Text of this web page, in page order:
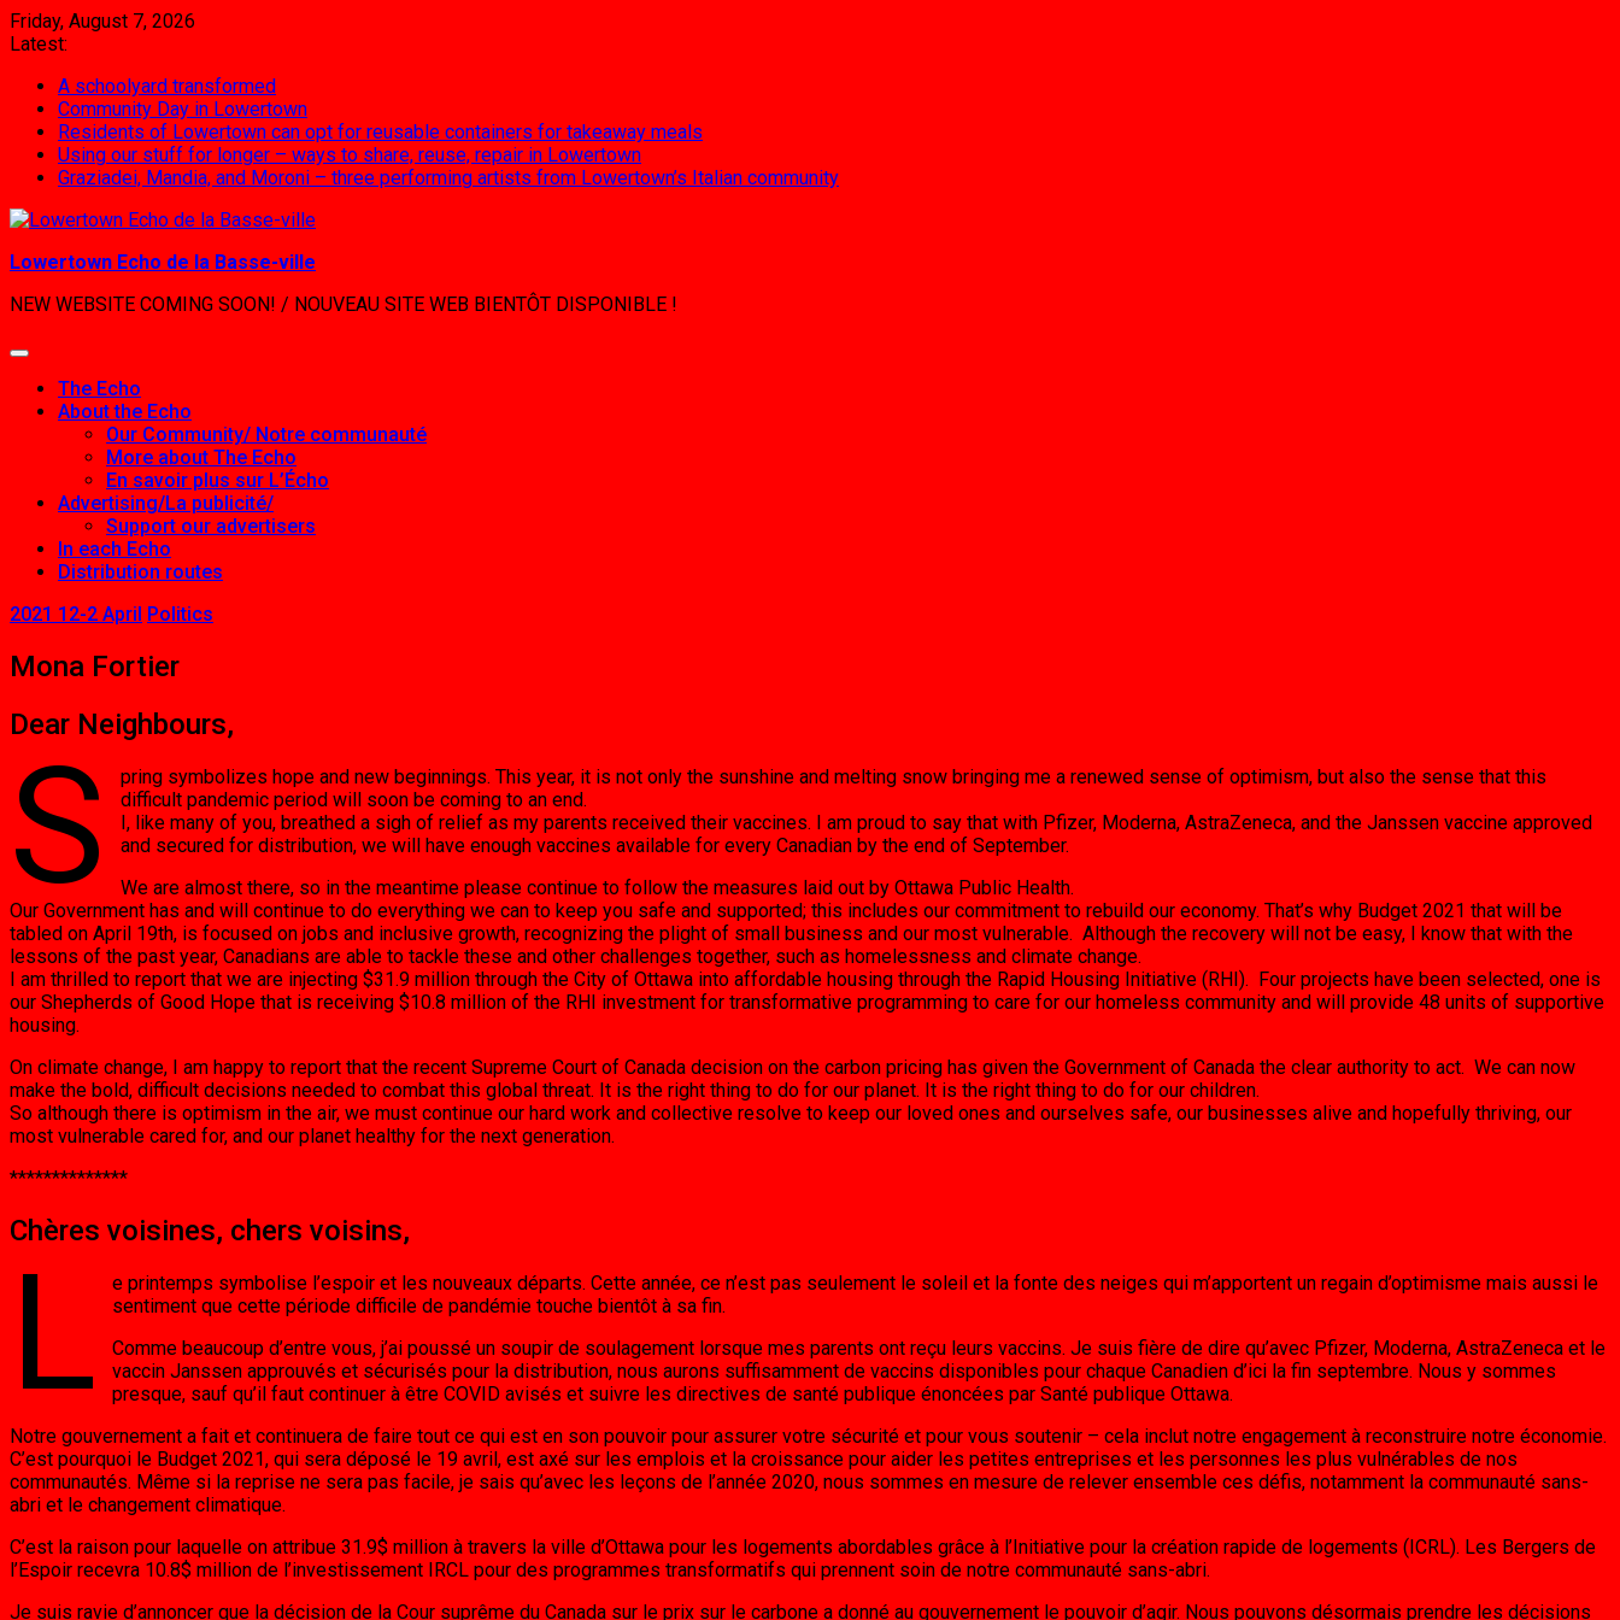
Skip
to
Friday, August 7, 2026
Latest:
A schoolyard transformed
Community Day in Lowertown
Residents of Lowertown can opt for reusable containers for takeaway meals
Using our stuff for longer – ways to share, reuse, repair in Lowertown
Graziadei, Mandia, and Moroni – three performing artists from Lowertown’s Italian community
Lowertown Echo de la Basse-ville
NEW WEBSITE COMING SOON! / NOUVEAU SITE WEB BIENTÔT DISPONIBLE !
The Echo
About the Echo
Our Community/ Notre communauté
More about The Echo
En savoir plus sur L’Écho
Advertising/La publicité/
Support our advertisers
In each Echo
Distribution routes
2021 12-2 April Politics
Mona Fortier
Dear Neighbours,
S
pring symbolizes hope and new beginnings. This year, it is not only the sunshine and melting snow bringing me a renewed sense of optimism, but also the sense that this
difficult pandemic period will soon be coming to an end.
I, like many of you, breathed a sigh of relief as my parents received their vaccines. I am proud to say that with Pfizer, Moderna, AstraZeneca, and the Janssen vaccine approved
and secured for distribution, we will have enough vaccines available for every Canadian by the end of September.
We are almost there, so in the meantime please continue to follow the measures laid out by Ottawa Public Health.
Our Government has and will continue to do everything we can to keep you safe and supported; this includes our commitment to rebuild our economy. That’s why Budget 2021 that will be
tabled on April 19th, is focused on jobs and inclusive growth, recognizing the plight of small business and our most vulnerable. Although the recovery will not be easy, I know that with the
lessons of the past year, Canadians are able to tackle these and other challenges together, such as homelessness and climate change.
I am thrilled to report that we are injecting $31.9 million through the City of Ottawa into affordable housing through the Rapid Housing Initiative (RHI). Four projects have been selected, one is
our Shepherds of Good Hope that is receiving $10.8 million of the RHI investment for transformative programming to care for our homeless community and will provide 48 units of supportive
housing.
On climate change, I am happy to report that the recent Supreme Court of Canada decision on the carbon pricing has given the Government of Canada the clear authority to act. We can now
make the bold, difficult decisions needed to combat this global threat. It is the right thing to do for our planet. It is the right thing to do for our children.
So although there is optimism in the air, we must continue our hard work and collective resolve to keep our loved ones and ourselves safe, our businesses alive and hopefully thriving, our
most vulnerable cared for, and our planet healthy for the next generation.
**************
Chères voisines, chers voisins,
L
e printemps symbolise l’espoir et les nouveaux départs. Cette année, ce n’est pas seulement le soleil et la fonte des neiges qui m’apportent un regain d’optimisme mais aussi le
sentiment que cette période difficile de pandémie touche bientôt à sa fin.
Comme beaucoup d’entre vous, j’ai poussé un soupir de soulagement lorsque mes parents ont reçu leurs vaccins. Je suis fière de dire qu’avec Pfizer, Moderna, AstraZeneca et le
vaccin Janssen approuvés et sécurisés pour la distribution, nous aurons suffisamment de vaccins disponibles pour chaque Canadien d’ici la fin septembre. Nous y sommes
presque, sauf qu’il faut continuer à être COVID avisés et suivre les directives de santé publique énoncées par Santé publique Ottawa.
Notre gouvernement a fait et continuera de faire tout ce qui est en son pouvoir pour assurer votre sécurité et pour vous soutenir – cela inclut notre engagement à reconstruire notre économie.
C’est pourquoi le Budget 2021, qui sera déposé le 19 avril, est axé sur les emplois et la croissance pour aider les petites entreprises et les personnes les plus vulnérables de nos
communautés. Même si la reprise ne sera pas facile, je sais qu’avec les leçons de l’année 2020, nous sommes en mesure de relever ensemble ces défis, notamment la communauté sans-
abri et le changement climatique.
C’est la raison pour laquelle on attribue 31.9$ million à travers la ville d’Ottawa pour les logements abordables grâce à l’Initiative pour la création rapide de logements (ICRL). Les Bergers de
l’Espoir recevra 10.8$ million de l’investissement IRCL pour des programmes transformatifs qui prennent soin de notre communauté sans-abri.
Je suis ravie d’annoncer que la décision de la Cour suprême du Canada sur le prix sur le carbone a donné au gouvernement le pouvoir d’agir. Nous pouvons désormais prendre les décisions